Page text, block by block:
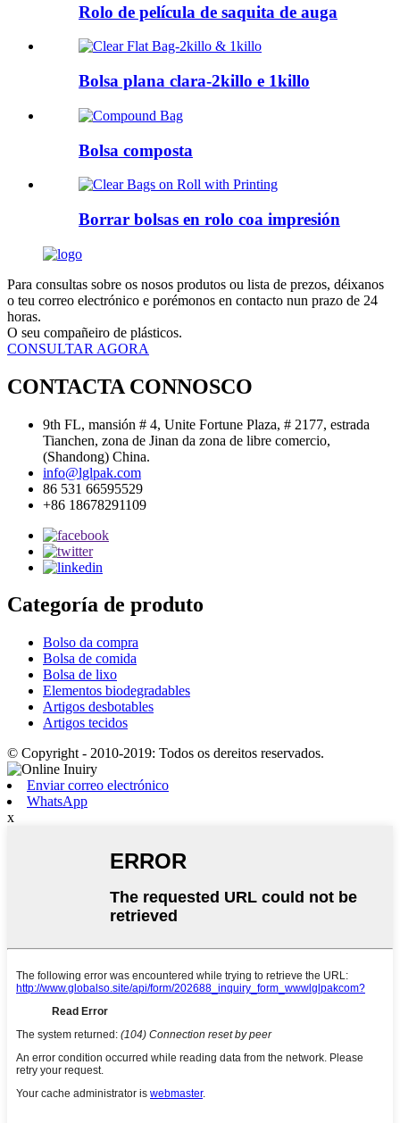
Rolo de película de saquita de auga
Bolsa plana clara-2killo e 1killo
Bolsa composta
Borrar bolsas en rolo coa impresión
Para consultas sobre os nosos produtos ou lista de prezos, déixanos
o teu correo electrónico e porémonos en contacto nun prazo de 24
horas.
O seu compañeiro de plásticos.
CONSULTAR AGORA
CONTACTA CONNOSCO
9th FL, mansión # 4, Unite Fortune Plaza, # 2177, estrada
Tianchen, zona de Jinan da zona de libre comercio,
(Shandong) China.
info@lglpak.com
86 531 66595529
+86 18678291109
Categoría de produto
Bolso da compra
Bolsa de comida
Bolsa de lixo
Elementos biodegradables
Artigos desbotables
Artigos tecidos
© Copyright - 2010-2019: Todos os dereitos reservados.
Enviar correo electrónico
WhatsApp
x